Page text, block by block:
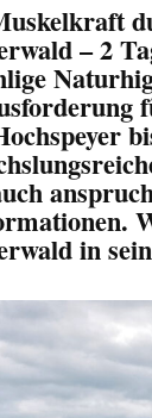
– 2
in